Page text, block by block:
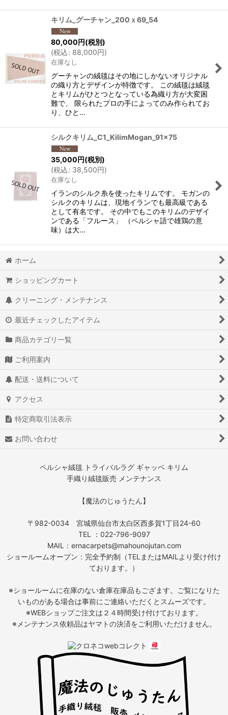
キリム_グーチャン_200ｘ69_54
80,000円(税別)
(税込: 88,000円)
在庫なし
グーチャンの絨毯はその地にしかないオリジナル
の織り方とデザインが特徴です。 この絨毯は絨毯
とキリムがひとつとなっている為織り方が大変困
難で、 限られたプロの手によってのみ作られてお
り、ひと…
シルクキリム_C1_KilimMogan_91x75
35,000円(税別)
(税込: 38,500円)
在庫なし
イランのシルク糸を使ったキリムです。 モガンの
シルクのキリムは、現地イランでも最高級である
として有名です。 その中でもこのキリムのデザイ
ンである「フルース」 （ペルシャ語で雄鶏の意
味）は大…
ホーム
ショッピングカート
クリーニング・メンテナンス
最近チェックしたアイテム
商品カテゴリ一覧
ご利用案内
配送・送料について
アクセス
特定商取引法表示
お問い合わせ
ペルシャ絨毯 トライバルラグ ギャッベ キリム
手織り絨毯販売 メンテナンス
【魔法のじゅうたん】
〒982-0034 宮城県仙台市太白区西多賀1丁目24-60
TEL ：022-796-9097
MAIL：ernacarpets@mahounojutan.com
ショールームオープン：完全予約制（TELまたはMAILより受け付け
ております。）
※ショールームに在庫のない倉庫在庫品もござます。ご覧になりた
いものがある場合は事前にご連絡いただくとスムーズです。
※WEBショップご注文は２４時間受け付けております。
※メンテナンス依頼品はヤマトの決済をご利用いただけません。